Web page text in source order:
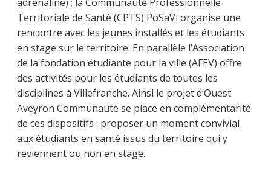
Territoriale de Santé (CPTS) PoSaVi organise une
rencontre avec les jeunes installés et les étudiants
en stage sur le territoire. En parallèle l’Association
de la fondation étudiante pour la ville (AFEV) offre
des activités pour les étudiants de toutes les
disciplines à Villefranche. Ainsi le projet d’Ouest
Aveyron Communauté se place en complémentarité
de ces dispositifs : proposer un moment convivial
aux étudiants en santé issus du territoire qui y
reviennent ou non en stage.